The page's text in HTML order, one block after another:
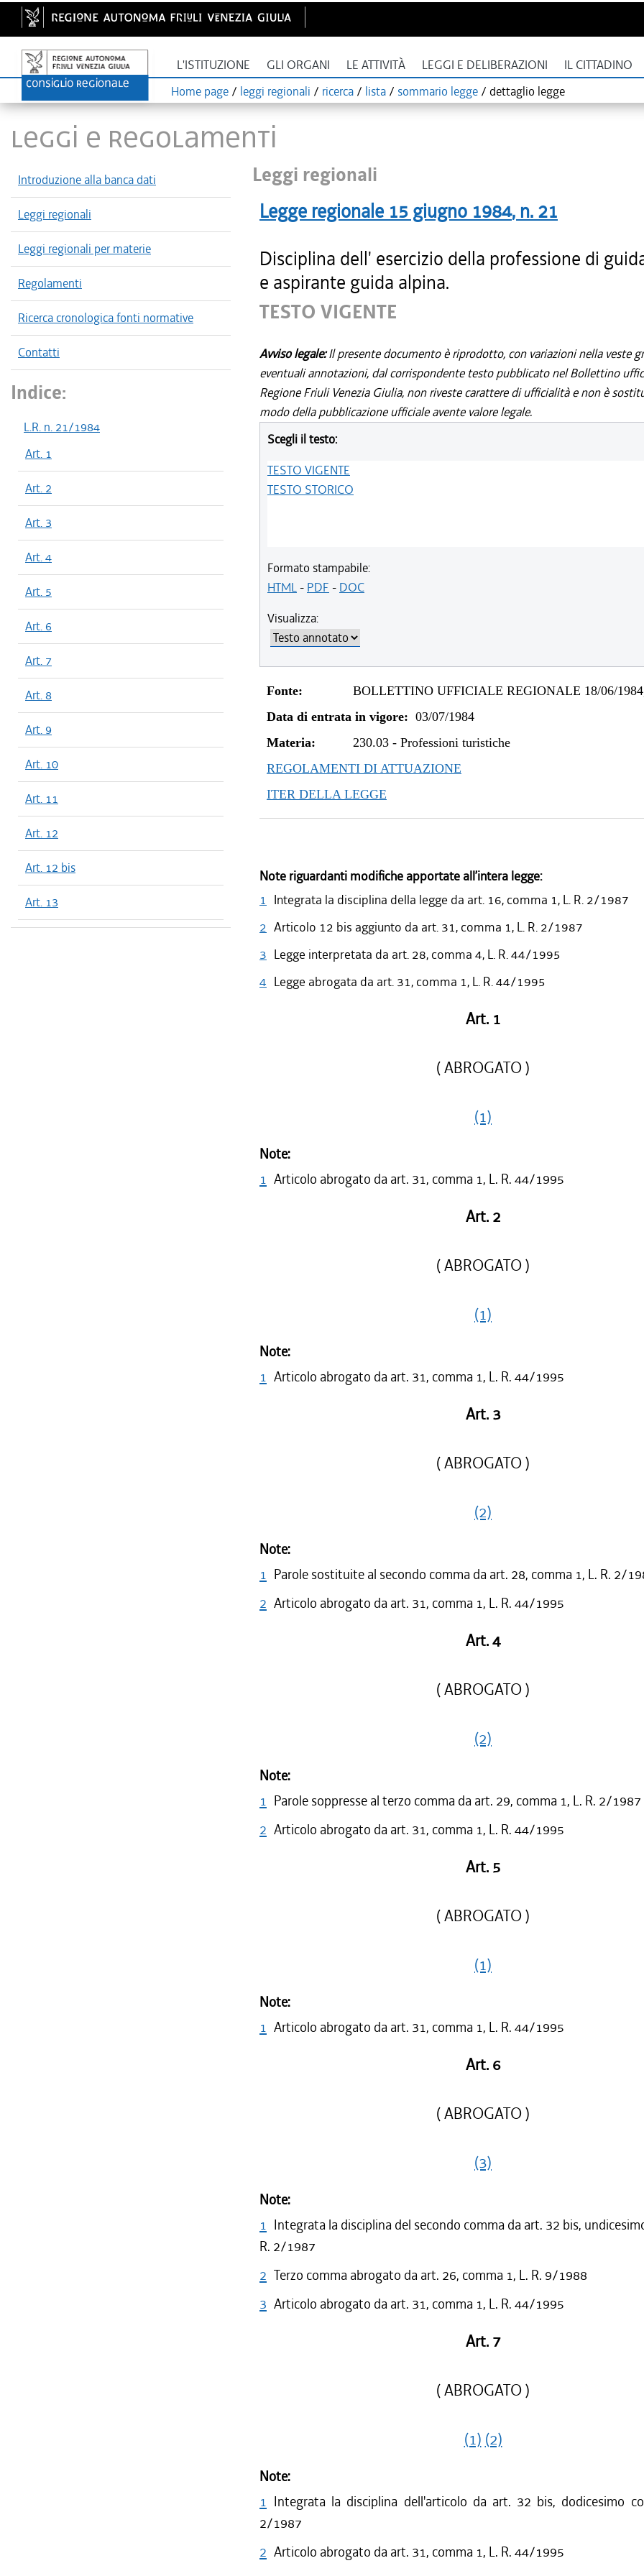
L'ISTITUZIONE GLI ORGANI LE ATTIVITÀ LEGGI E DELIBERAZIONI IL CITTADINO
Home page / leggi regionali / ricerca / lista / sommario legge / dettaglio legge
LEGGI E REGOLAMENTI
Introduzione alla banca dati
Leggi regionali
Leggi regionali per materie
Regolamenti
Ricerca cronologica fonti normative
Contatti
Indice:
L.R. n. 21/1984
Art. 1
Art. 2
Art. 3
Art. 4
Art. 5
Art. 6
Art. 7
Art. 8
Art. 9
Art. 10
Art. 11
Art. 12
Art. 12 bis
Art. 13
Leggi regionali
Legge regionale 15 giugno 1984, n. 21
Disciplina dell' esercizio della professione di
e aspirante guida alpina.
TESTO VIGENTE
Avviso legale:Il presente documento è riprodotto, con variazioni nella veste
eventuali annotazioni, dal corrispondente testo pubblicato nel Bollettino
Regione Friuli Venezia Giulia, non riveste carattere di ufficialità e non è
modo della pubblicazione ufficiale avente valore legale.
Scegli il testo:
TESTO VIGENTE
TESTO STORICO
Formato stampabile:
HTML- PDF - DOC
Visualizza:
Fonte:
BOLLETTINO UFFICIALE REGIONALE 18/06/
Data di entrata in vigore: 03/07/1984
Materia:
230.03 -Professioni turistiche
REGOLAMENTI DI ATTUAZIONE
ITER DELLA LEGGE
Note riguardanti modifiche apportate all’intera legge:
1 Integrata la disciplina della legge da art. 16, comma 1, L. R. 2/1987
2 Articolo 12 bis aggiunto da art. 31, comma 1, L. R. 2/1987
3 Legge interpretata da art. 28, comma 4, L. R. 44/1995
4 Legge abrogata da art. 31, comma 1, L. R. 44/1995
Art. 1
( ABROGATO )
(1)
Note:
1 Articolo abrogato da art. 31, comma 1, L. R. 44/1995
Art. 2
( ABROGATO )
(1)
Note:
1 Articolo abrogato da art. 31, comma 1, L. R. 44/1995
Art. 3
( ABROGATO )
(2)
Note:
1 Parole sostituite al secondo comma da art. 28, comma 1, L. R. 2/
2 Articolo abrogato da art. 31, comma 1, L. R. 44/1995
Art. 4
( ABROGATO )
(2)
Note:
1 Parole soppresse al terzo comma da art. 29, comma 1, L. R. 2/1987
2 Articolo abrogato da art. 31, comma 1, L. R. 44/1995
Art. 5
( ABROGATO )
(1)
Note:
1 Articolo abrogato da art. 31, comma 1, L. R. 44/1995
Art. 6
( ABROGATO )
(3)
Note:
1 Integrata la disciplina del secondo comma da art. 32 bis,
R. 2/1987
2 Terzo comma abrogato da art. 26, comma 1, L. R. 9/1988
3 Articolo abrogato da art. 31, comma 1, L. R. 44/1995
Art. 7
( ABROGATO )
(1) (2)
Note:
1 Integrata la disciplina dell'articolo da art. 32 bis, dodicesimo
2/1987
2 Articolo abrogato da art. 31, comma 1, L. R. 44/1995